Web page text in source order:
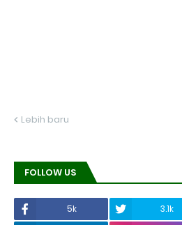
Lebih baru
FOLLOW US
5k 3.1k